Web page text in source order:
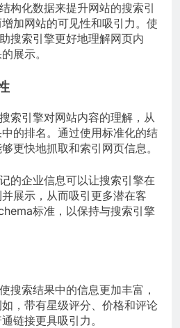
构化数据来提升网站的搜索引
加网站的可见性和吸引力。使
搜索引擎更好地理解网页内
展示。
索引擎对网站内容的理解，从
的排名。通过使用标准化的结
更快地抓取和索引网页信息。
的企业信息可以让搜索引擎在
展示，从而吸引更多潜在客
标准，以保持与搜索引擎
搜索结果中的信息更加丰富，
，带有星级评分、价格和评论
链接更具吸引力。